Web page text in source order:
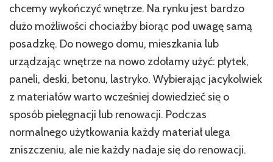
chcemy wykończyć wnętrze. Na rynku jest bardzo
dużo możliwości chociażby biorąc pod uwagę samą
posadzkę. Do nowego domu, mieszkania lub
urządzając wnętrze na nowo zdołamy użyć: płytek,
paneli, deski, betonu, lastryko. Wybierając jacykolwiek
z materiałów warto wcześniej dowiedzieć się o
sposób pielęgnacji lub renowacji. Podczas
normalnego użytkowania każdy materiał ulega
zniszczeniu, ale nie każdy nadaje się do renowacji.